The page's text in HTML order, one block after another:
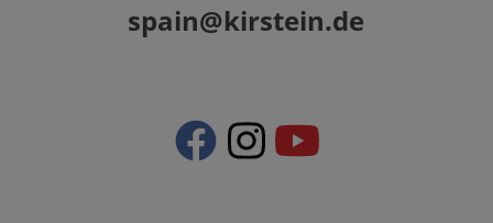
spain@kirstein.de
session-token